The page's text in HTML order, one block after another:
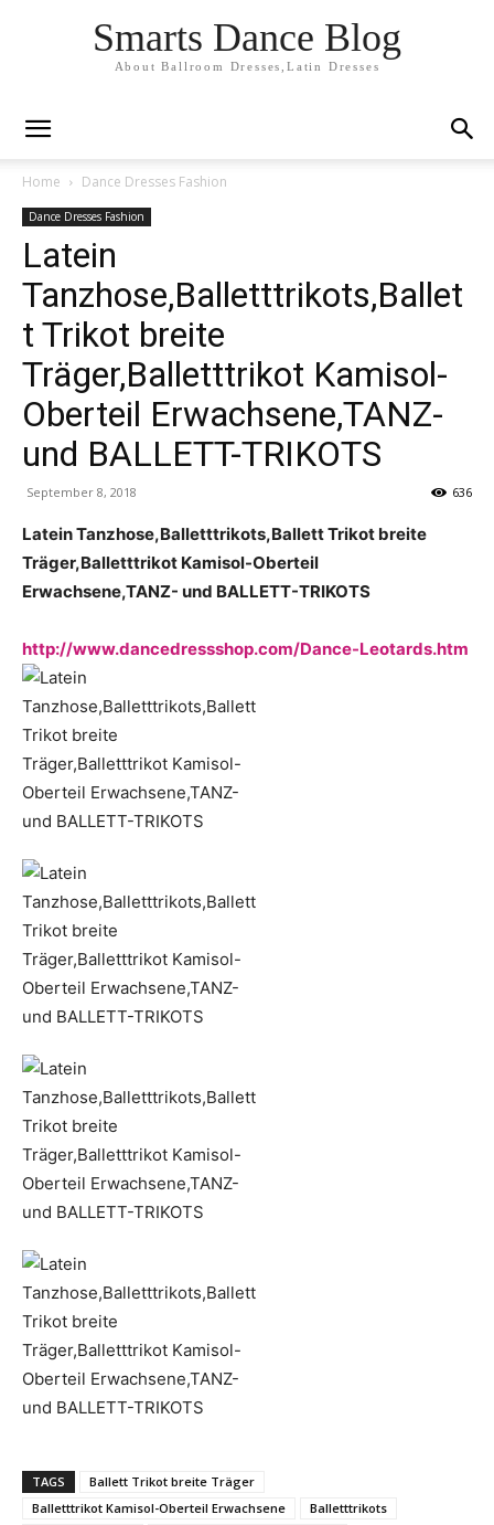
Smarts Dance Blog
About Ballroom Dresses,Latin Dresses
Home Dance Dresses Fashion
Dance Dresses Fashion
Latein
Tanzhose,Balletttrikots,Ballet
t Trikot breite
Träger,Balletttrikot Kamisol-
Oberteil Erwachsene,TANZ-
und BALLETT-TRIKOTS
September 8, 2018 636
Latein Tanzhose,Balletttrikots,Ballett Trikot breite
Träger,Balletttrikot Kamisol-Oberteil
Erwachsene,TANZ- und BALLETT-TRIKOTS
http://www.dancedressshop.com/Dance-Leotards.htm
TAGS
Ballett Trikot breite Träger
Balletttrikot Kamisol-Oberteil Erwachsene
Balletttrikots